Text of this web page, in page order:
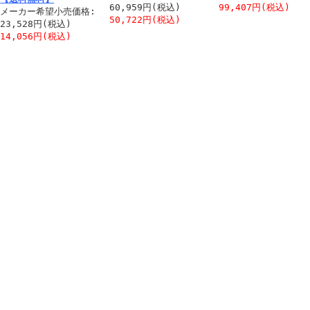
メーカー希望小売価格:
23,528円(税込)
14,056円(税込)
60,959円(税込)
50,722円(税込)
99,407円(税込)